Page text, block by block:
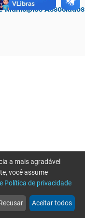
Municípios Associados
web
Notícias
more_horiz
Mais
a mais agradável
você assume
Política de privacidade
Aceitar todos
novamente